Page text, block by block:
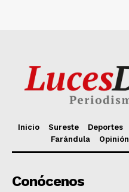
Inicio Sureste Deportes
Farándula
Opinión
Conócenos